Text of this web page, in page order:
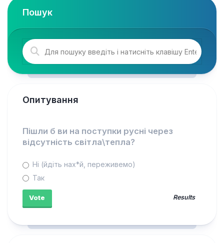
Пошук
Опитування
Пішли б ви на поступки русні через
відсутність світла\тепла?
Ні (йдіть нах*й, переживемо)
Так
Results